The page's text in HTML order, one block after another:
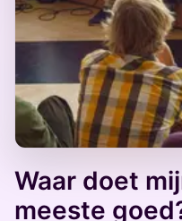
Waar doet
meeste